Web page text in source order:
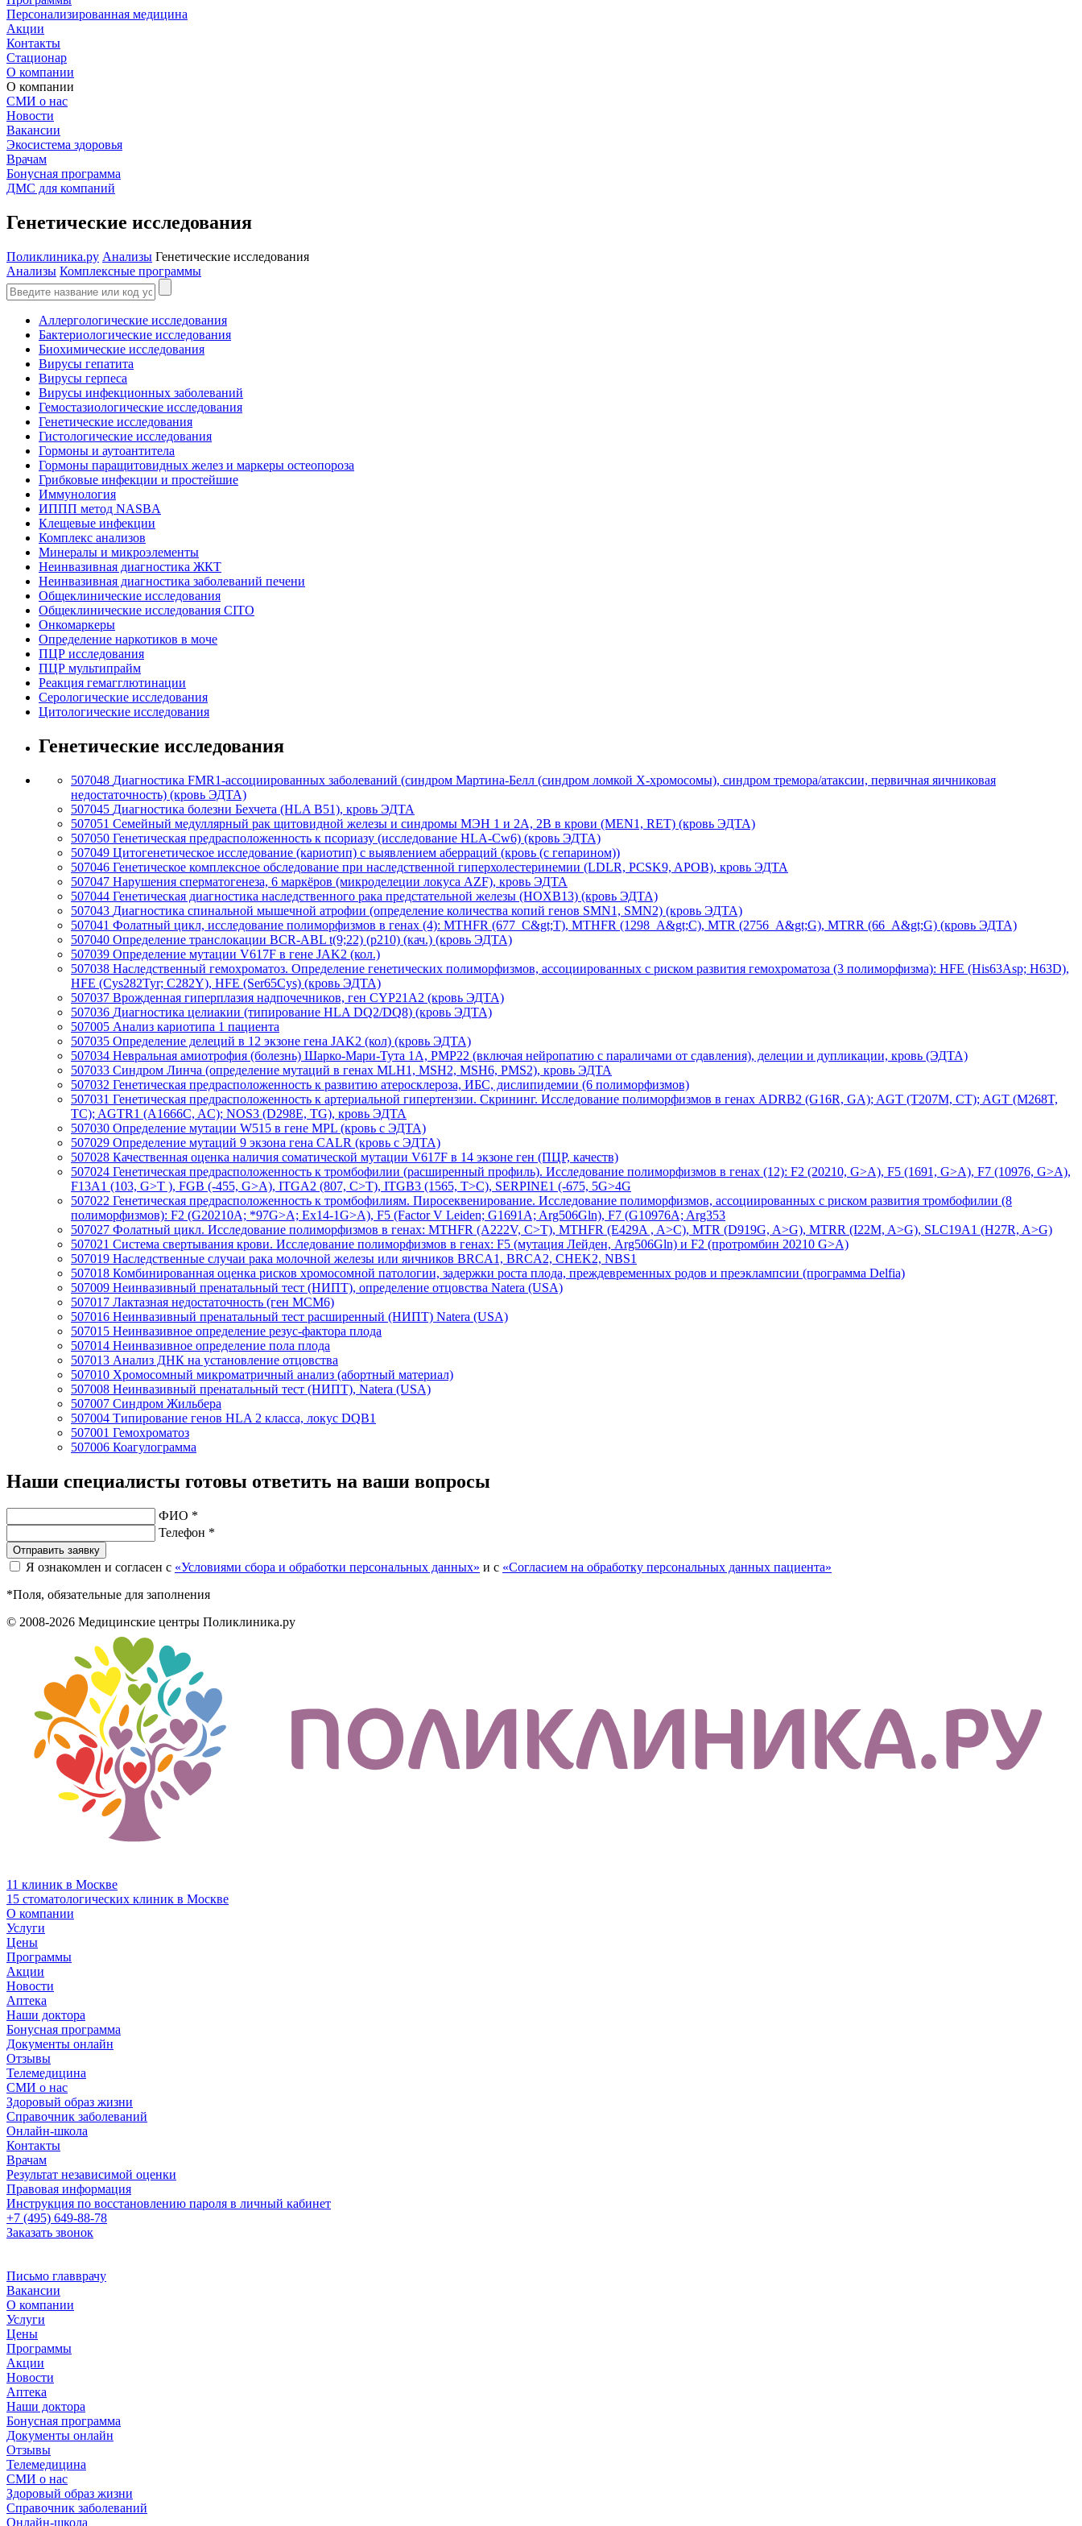
Персонализированная медицина
Акции
Контакты
Стационар
О компании
О компании
СМИ о нас
Новости
Вакансии
Экосистема здоровья
Врачам
Бонусная программа
ДМС для компаний
Генетические исследования
Поликлиника.ру Анализы Генетические исследования
Анализы Комплексные программы
Аллергологические исследования
Бактериологические исследования
Биохимические исследования
Вирусы гепатита
Вирусы герпеса
Вирусы инфекционных заболеваний
Гемостазиологические исследования
Генетические исследования
Гистологические исследования
Гормоны и аутоантитела
Гормоны паращитовидных желез и маркеры остеопороза
Грибковые инфекции и простейшие
Иммунология
ИППП метод NASBA
Клещевые инфекции
Комплекс анализов
Минералы и микроэлементы
Неинвазивная диагностика ЖКТ
Неинвазивная диагностика заболеваний печени
Общеклинические исследования
Общеклинические исследования CITO
Онкомаркеры
Определение наркотиков в моче
ПЦР исследования
ПЦР мультипрайм
Реакция гемагглютинации
Серологические исследования
Цитологические исследования
Генетические исследования
507048 Диагностика FMR1-ассоциированных заболеваний (синдром Мартина-Белл (синдром ломкой Х-хромосомы), синдром тремора/атаксии, первичная яичниковая
недостаточность) (кровь ЭДТА)
507045 Диагностика болезни Бехчета (HLA B51), кровь ЭДТА
507051 Семейный медуллярный рак щитовидной железы и синдромы МЭН 1 и 2A, 2B в крови (MEN1, RET) (кровь ЭДТА)
507050 Генетическая предрасположенность к псориазу (исследование HLA-Cw6) (кровь ЭДТА)
507049 Цитогенетическое исследование (кариотип) с выявлением аберраций (кровь (с гепарином))
507046 Генетическое комплексное обследование при наследственной гиперхолестеринемии (LDLR, PCSK9, APOB), кровь ЭДТА
507047 Нарушения сперматогенеза, 6 маркёров (микроделеции локуса AZF), кровь ЭДТА
507044 Генетическая диагностика наследственного рака предстательной железы (HOXB13) (кровь ЭДТА)
507043 Диагностика спинальной мышечной атрофии (определение количества копий генов SMN1, SMN2) (кровь ЭДТА)
507041 Фолатный цикл, исследование полиморфизмов в генах (4): MTHFR (677_C&gt;T), MTHFR (1298_A&gt;C), MTR (2756_A&gt;G), MTRR (66_A&gt;G) (кровь ЭДТА)
507040 Определение транслокации BCR-ABL t(9;22) (р210) (кач.) (кровь ЭДТА)
507039 Определение мутации V617F в гене JAK2 (кол.)
507038 Наследственный гемохроматоз. Определение генетических полиморфизмов, ассоциированных с риском развития гемохроматоза (3 полиморфизма): HFE (His63Asp; H63D),
HFE (Cys282Tyr; C282Y), HFE (Ser65Cys) (кровь ЭДТА)
507037 Врожденная гиперплазия надпочечников, ген CYP21A2 (кровь ЭДТА)
507036 Диагностика целиакии (типирование HLA DQ2/DQ8) (кровь ЭДТА)
507005 Анализ кариотипа 1 пациента
507035 Определение делеций в 12 экзоне гена JAK2 (кол) (кровь ЭДТА)
507034 Невральная амиотрофия (болезнь) Шарко-Мари-Тута 1А, PMP22 (включая нейропатию с параличами от сдавления), делеции и дупликации, кровь (ЭДТА)
507033 Синдром Линча (определение мутаций в генах MLH1, MSH2, MSH6, PMS2), кровь ЭДТА
507032 Генетическая предрасположенность к развитию атеросклероза, ИБС, дислипидемии (6 полиморфизмов)
507031 Генетическая предрасположенность к артериальной гипертензии. Скрининг. Исследование полиморфизмов в генах ADRB2 (G16R, GA); AGT (T207M, CT); AGT (M268T,
TC); AGTR1 (A1666C, AC); NOS3 (D298E, TG), кровь ЭДТА
507030 Определение мутации W515 в гене MPL (кровь с ЭДТА)
507029 Определение мутаций 9 экзона гена CALR (кровь с ЭДТА)
507028 Качественная оценка наличия соматической мутации V617F в 14 экзоне ген (ПЦР, качеств)
507024 Генетическая предрасположенность к тромбофилии (расширенный профиль). Исследование полиморфизмов в генах (12): F2 (20210, G>A), F5 (1691, G>A), F7 (10976, G>A),
F13A1 (103, G>T ), FGB (-455, G>A), ITGA2 (807, C>T), ITGB3 (1565, T>C), SERPINE1 (-675, 5G>4G
507022 Генетическая предрасположенность к тромбофилиям. Пиросеквенирование. Исследование полиморфизмов, ассоциированных с риском развития тромбофилии (8
полиморфизмов): F2 (G20210A; *97G>A; Ex14-1G>A), F5 (Factor V Leiden; G1691A; Arg506Gln), F7 (G10976A; Arg353
507027 Фолатный цикл. Исследование полиморфизмов в генах: MTHFR (A222V, C>T), MTHFR (E429A , A>C), MTR (D919G, A>G), MTRR (I22M, A>G), SLC19A1 (H27R, A>G)
507021 Система свертывания крови. Исследование полиморфизмов в генах: F5 (мутация Лейден, Arg506Gln) и F2 (протромбин 20210 G>A)
507019 Наследственные случаи рака молочной железы или яичников BRCA1, BRCA2, CHEK2, NBS1
507018 Комбинированная оценка рисков хромосомной патологии, задержки роста плода, преждевременных родов и преэклампсии (программа Delfia)
507009 Неинвазивный пренатальный тест (НИПТ), определение отцовства Natera (USA)
507017 Лактазная недостаточность (ген MCM6)
507016 Неинвазивный пренатальный тест расширенный (НИПТ) Natera (USA)
507015 Неинвазивное определение резус-фактора плода
507014 Неинвазивное определение пола плода
507013 Анализ ДНК на установление отцовства
507010 Хромосомный микроматричный анализ (абортный материал)
507008 Неинвазивный пренатальный тест (НИПТ), Natera (USA)
507007 Синдром Жильбера
507004 Типирование генов HLA 2 класса, локус DQB1
507001 Гемохроматоз
507006 Коагулограмма
Наши специалисты готовы ответить на ваши вопросы
ФИО *
Телефон *
Отправить заявку
Я ознакомлен и согласен с «Условиями сбора и обработки персональных данных» и с «Согласием на обработку персональных данных пациента»
*Поля, обязательные для заполнения
© 2008-2026 Медицинские центры Поликлиника.ру
11 клиник в Москве
15 стоматологических клиник в Москве
О компании
Услуги
Цены
Программы
Акции
Новости
Аптека
Наши доктора
Бонусная программа
Документы онлайн
Отзывы
Телемедицина
СМИ о нас
Здоровый образ жизни
Справочник заболеваний
Онлайн-школа
Контакты
Врачам
Результат независимой оценки
Правовая информация
Инструкция по восстановлению пароля в личный кабинет
+7 (495) 649-88-78
Заказать звонок
Письмо главврачу
Вакансии
О компании
Услуги
Цены
Программы
Акции
Новости
Аптека
Наши доктора
Бонусная программа
Документы онлайн
Отзывы
Телемедицина
СМИ о нас
Здоровый образ жизни
Справочник заболеваний
Онлайн-школа